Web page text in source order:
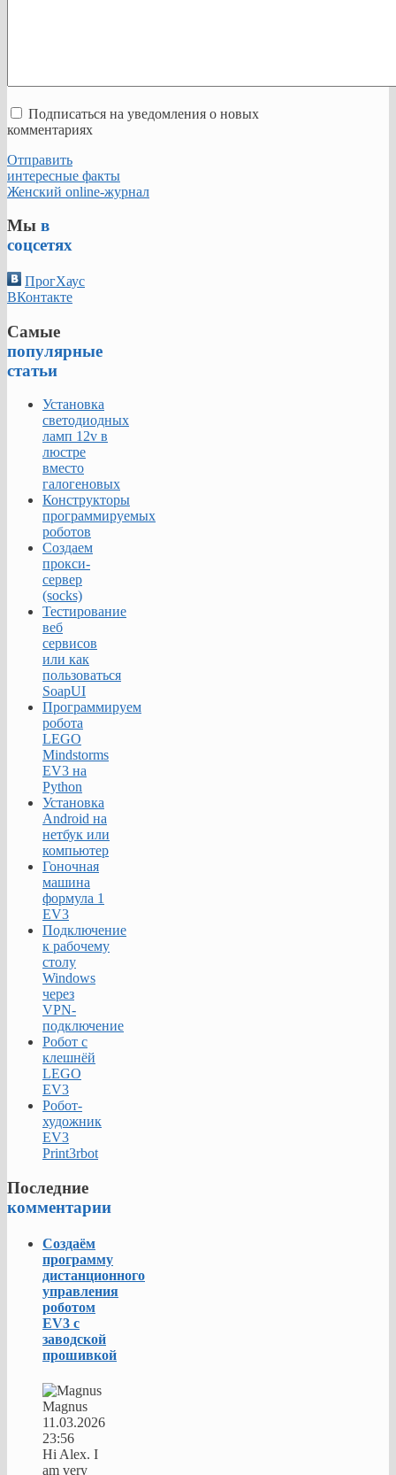
Подписаться на уведомления о новых
комментариях
Отправить
интересные факты
Женский online-журнал
Мы в
соцсетях
ПрогХаус
ВКонтакте
Самые
популярные
статьи
Установка
светодиодных
ламп 12v в
люстре
вместо
галогеновых
Конструкторы
программируемых
роботов
Создаем
прокси-
сервер
(socks)
Тестирование
веб
сервисов
или как
пользоваться
SoapUI
Программируем
робота
LEGO
Mindstorms
EV3 на
Python
Установка
Android на
нетбук или
компьютер
Гоночная
машина
формула 1
EV3
Подключение
к рабочему
столу
Windows
через
VPN-
подключение
Робот с
клешнёй
LEGO
EV3
Робот-
художник
EV3
Print3rbot
Последние
комментарии
Создаём
программу
дистанционного
управления
роботом
EV3 с
заводской
прошивкой
Magnus
11.03.2026
23:56
Hi Alex. I
am very